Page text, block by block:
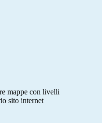
mappe con livelli
sito internet